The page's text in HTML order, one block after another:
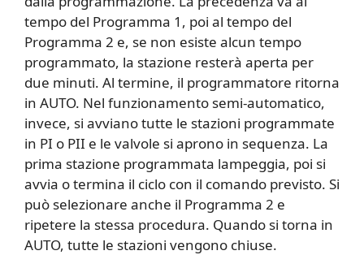
tempo del Programma 1, poi al tempo del
Programma 2 e, se non esiste alcun tempo
programmato, la stazione resterà aperta per
due minuti. Al termine, il programmatore ritorna
in AUTO. Nel funzionamento semi-automatico,
invece, si avviano tutte le stazioni programmate
in PI o PII e le valvole si aprono in sequenza. La
prima stazione programmata lampeggia, poi si
avvia o termina il ciclo con il comando previsto. Si
può selezionare anche il Programma 2 e
ripetere la stessa procedura. Quando si torna in
AUTO, tutte le stazioni vengono chiuse.